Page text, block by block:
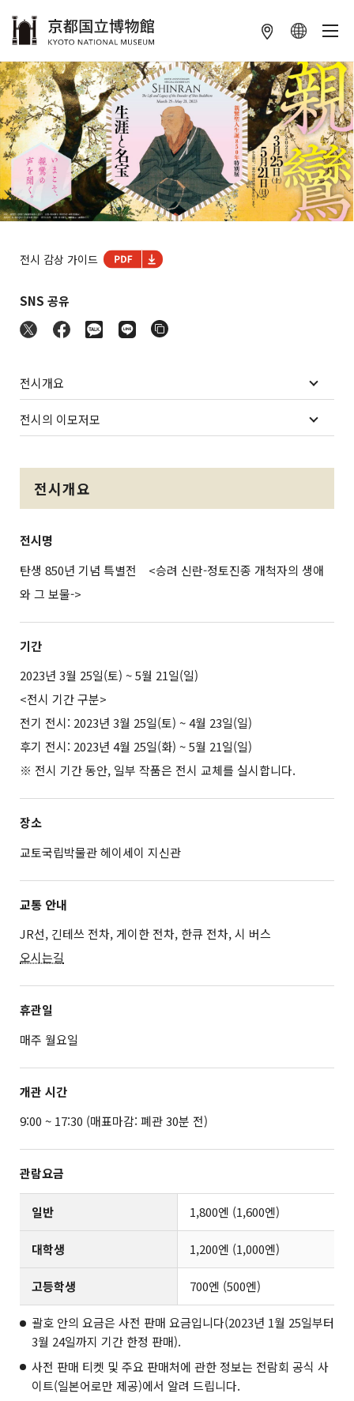
전시 감상 가이드
SNS 공유
전시개요
전시의 이모저모
전시개요
전시명
탄생 850년 기념 특별전 <승려 신란-정토진종 개척자의 생애
와 그 보물->
기간
2023년 3월 25일(토) ~ 5월 21일(일)
<전시 기간 구분>
전기 전시: 2023년 3월 25일(토) ~ 4월 23일(일)
후기 전시: 2023년 4월 25일(화) ~ 5월 21일(일)
※ 전시 기간 동안, 일부 작품은 전시 교체를 실시합니다.
장소
교토국립박물관 헤이세이 지신관
교통 안내
JR선, 긴테쓰 전차, 게이한 전차, 한큐 전차, 시 버스
오시는길
휴관일
매주 월요일
개관 시간
9:00 ~ 17:30 (매표마감: 폐관 30분 전)
관람요금
일반 1,800엔 (1,600엔)
대학생 1,200엔 (1,000엔)
고등학생 700엔 (500엔)
괄호 안의 요금은 사전 판매 요금입니다(2023년 1월 25일부터
3월 24일까지 기간 한정 판매).
사전 판매 티켓 및 주요 판매처에 관한 정보는 전람회 공식 사
이트(일본어로만 제공)에서 알려 드립니다.